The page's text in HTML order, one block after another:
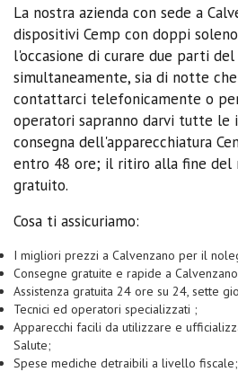
La nostra azienda con sede a
dispositivi Cemp con doppi
l'occasione di curare due parti
simultaneamente, sia di notte
contattarci telefonicamente o
operatori sapranno darvi tutte le
consegna dell'apparecchiatura
entro 48 ore; il ritiro alla fine del
gratuito.
Cosa ti assicuriamo:
I migliori prezzi a Calvenzano per il
Consegne gratuite e rapide a
Assistenza gratuita 24 ore su 24, sette
Tecnici ed operatori specializzati ;
Apparecchi facili da utilizzare e
Salute;
Spese mediche detraibili a livello fiscale;